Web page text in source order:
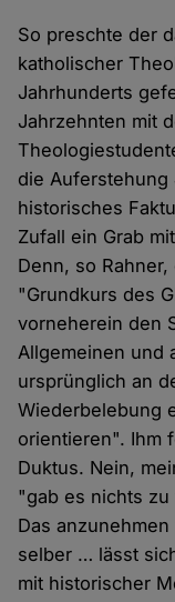
So preschte der
katholischer
Jahrhunderts
Jahrzehnten mit
die Auferstehung
historisches
Zufall ein Grab
Denn, so
"Grundkurs des
vorneherein den
Allgemeinen und
ursprünglich an
Wiederbelebung
orientieren". Ihm
Duktus. Nein,
"gab es nichts
Das
selber … lässt
mit historischer